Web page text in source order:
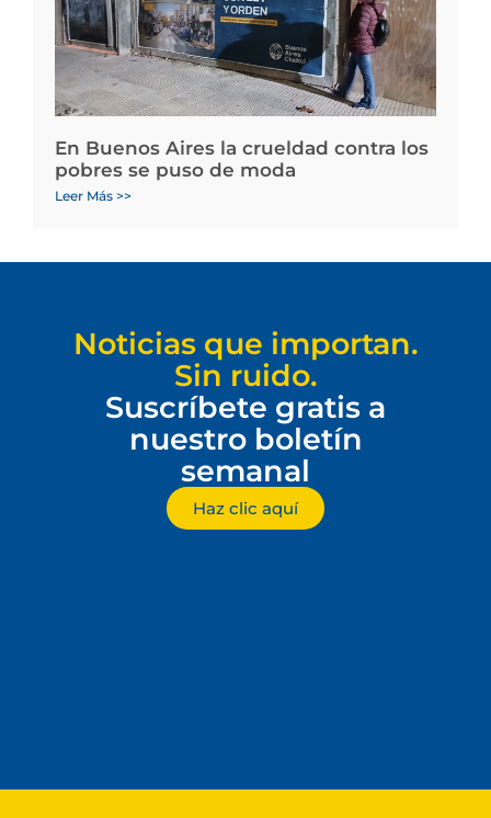
En Buenos Aires la crueldad contra los
pobres se puso de moda
Leer Más >>
Noticias que importan.
Sin ruido.
Suscríbete gratis a
nuestro boletín
semanal
Haz clic aquí